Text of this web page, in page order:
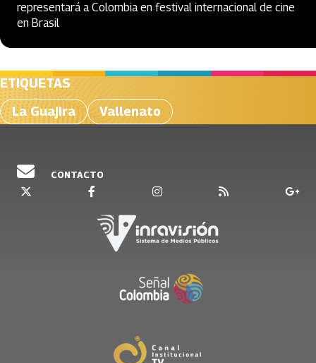
representará a Colombia en festival internacional de cine
en Brasil
ETIQUETAS
La Guajira
Vallenato
CONTACTO